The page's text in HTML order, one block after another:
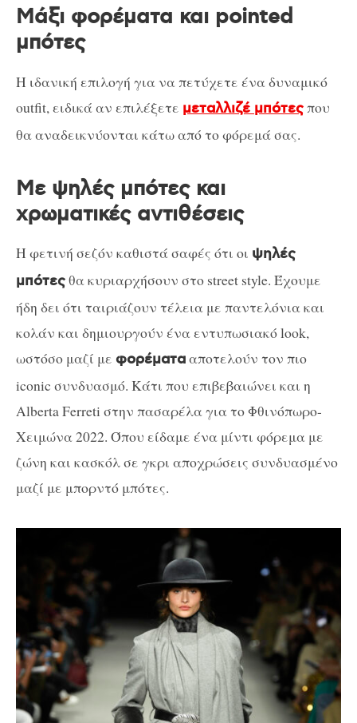
Μάξι φορέματα και pointed
μπότες
Η ιδανική επιλογή για να πετύχετε ένα δυναμικό
outfit, ειδικά αν επιλέξετε μεταλλιζέ μπότεςπου
θα αναδεικνύονται κάτω από το φόρεμά σας.
Με ψηλές μπότες και
χρωματικές αντιθέσεις
Η φετινή σεζόν καθιστά σαφές ότι οι ψηλές
μπότεςθα κυριαρχήσουν στο street style. Έχουμε
ήδη δει ότι ταιριάζουν τέλεια με παντελόνια και
κολάν και δημιουργούν ένα εντυπωσιακό look,
ωστόσο μαζί με φορέματααποτελούν τον πιο
iconic συνδυασμό. Κάτι που επιβεβαιώνει και η
Alberta Ferreti στην πασαρέλα για το Φθινόπωρο-
Χειμώνα 2022. Όπου είδαμε ένα μίντι φόρεμα με
ζώνη και κασκόλ σε γκρι αποχρώσεις συνδυασμένο
μαζί με μπορντό μπότες.